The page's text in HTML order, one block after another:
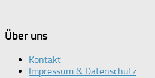
Über uns
Kontakt
Impressum & Datenschutz